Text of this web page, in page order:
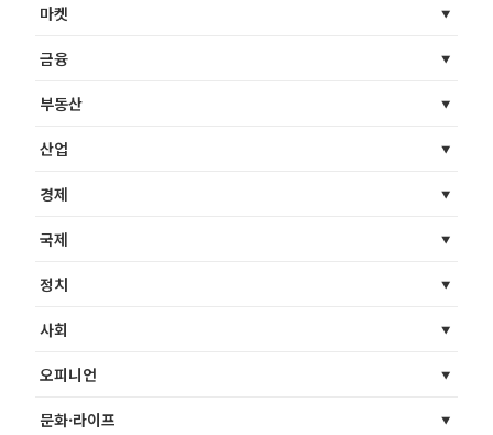
마켓
금융
부동산
산업
경제
국제
정치
사회
오피니언
문화·라이프